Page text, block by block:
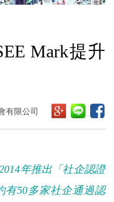
Mark提升
有限公司
年推出「社企認證
有50多家社企通過認